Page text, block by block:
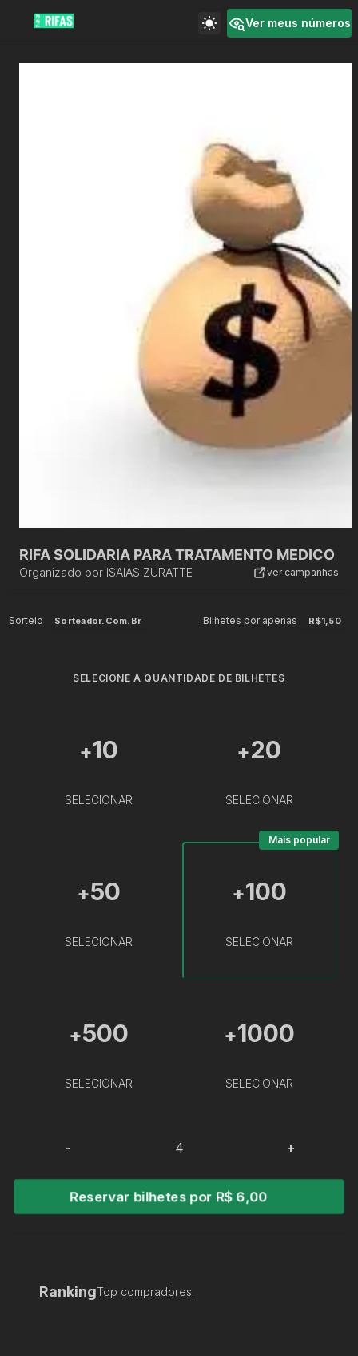
Ver meus números
RIFA SOLIDARIA PARA TRATAMENTO MEDICO
Organizado por ISAIAS ZURATTE ver campanhas
Sorteio Sorteador.com.br Bilhetes por apenas R$1,50
SELECIONE A QUANTIDADE DE BILHETES
+10
SELECIONAR
+20
SELECIONAR
+50
SELECIONAR
+100
SELECIONAR
Mais popular
+500
SELECIONAR
+1000
SELECIONAR
- +
Reservar bilhetes por R$ 6,00
RankingTop compradores.